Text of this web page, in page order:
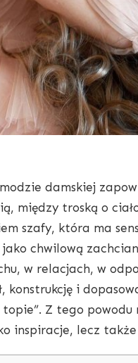
modzie damskiej
między troską o
szafy, która ma
chwilową
w relacjach, w
konstrukcję i
topie”. Z tego
inspiracje, lecz